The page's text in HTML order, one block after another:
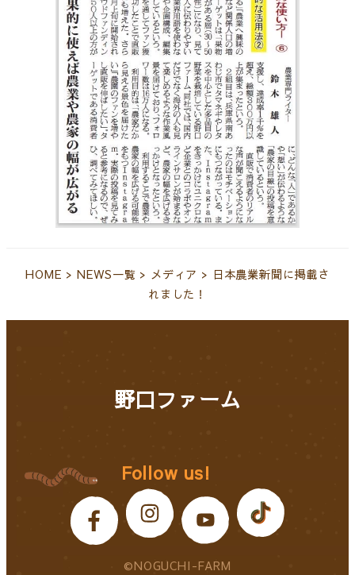
HOME > NEWS一覧 > メディア > 日本農業新聞に掲載さ
れました！
野口ファーム
Follow us!
©NOGUCHI-FARM